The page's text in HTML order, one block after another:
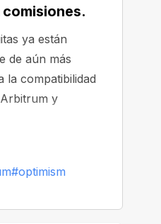
ya están
de aún más
la compatibilidad
y
#optimism